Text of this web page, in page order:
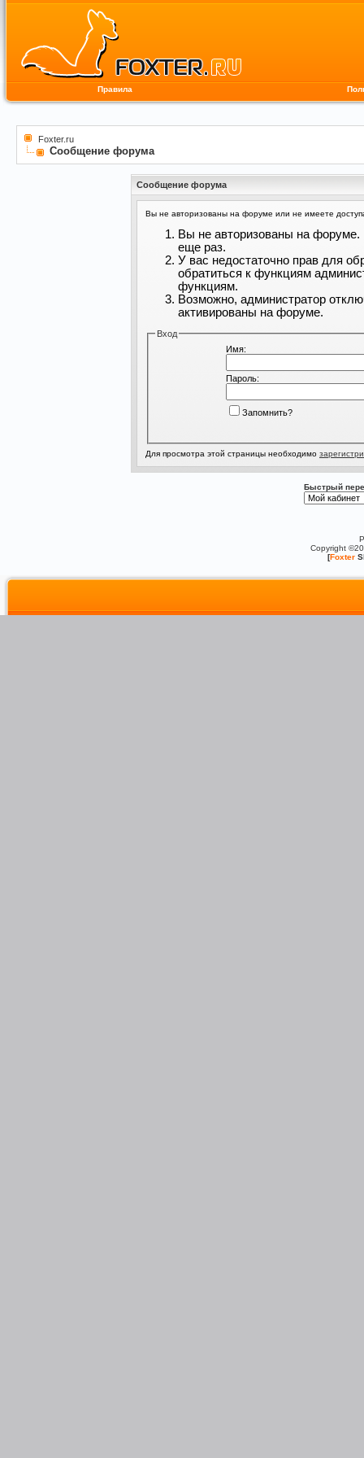
Правила
Foxter.ru
Сообщение форума
Сообщение форума
Вы не авторизованы на форуме или не имеете
Вы не авторизованы на форуме.
еще раз.
У вас недостаточно прав для
обратиться к функциям
функциям.
Возможно, администратор
активированы на форуме.
Вход
Имя:
Пароль:
Запомнить?
Для просмотра этой страницы необходимо
Быстрый
Copyright
[Foxter